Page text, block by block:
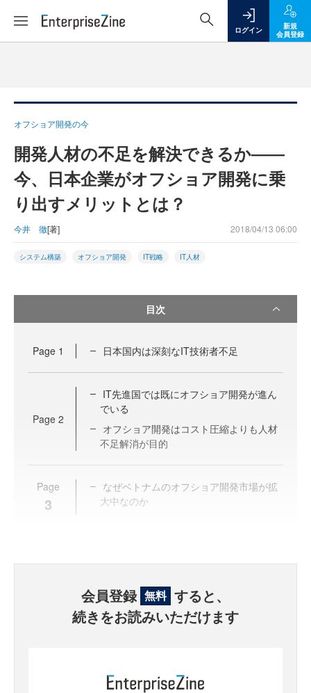
ログイン
新規
会員登録
オフショア開発の今
開発人材の不足を解決できるか――
今、日本企業がオフショア開発に乗
り出すメリットとは？
今井 徹[著] 2018/04/13 06:00
システム構築 オフショア開発 IT戦略 IT人材
目次
Page 1 日本国内は深刻なIT技術者不足
Page 2
IT先進国では既にオフショア開発が進ん
でいる
オフショア開発はコスト圧縮よりも人材
不足解消が目的
Page
3
なぜベトナムのオフショア開発市場が拡
大中なのか
会員登録 無料 すると、
続きをお読みいただけます